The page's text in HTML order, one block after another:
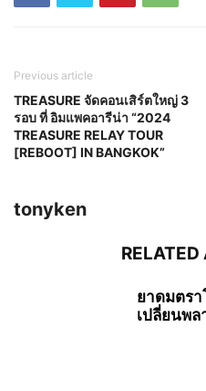
Previous article
TREASURE จัดคอนเสิร์ตใหญ่ 3
รอบ ที่ อิมแพคอารีน่า “2024
TREASURE RELAY TOUR
[REBOOT] IN BANGKOK”
tonyken
RELATED
ยาดมตรา
เปลี่ยนพ